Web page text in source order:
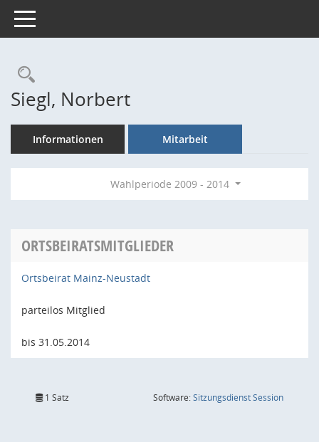
Toggle navigation
Rechercheauswahl
Siegl, Norbert
Informationen Mitarbeit
Wahlperiode 2009 - 2014
ORTSBEIRATSMITGLIEDER
Ortsbeirat Mainz-Neustadt
parteilos Mitglied
bis 31.05.2014
1 Satz Software:SitzungsdienstSession(Wird in